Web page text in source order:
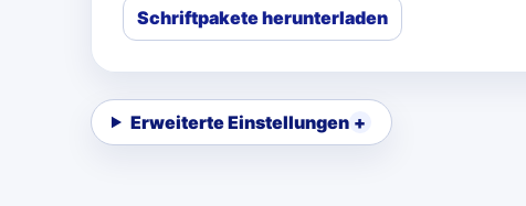
Schriftpakete herunterladen
Erweiterte Einstellungen